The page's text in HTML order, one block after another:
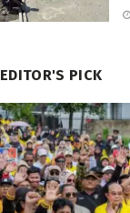
EDITOR'S PICK